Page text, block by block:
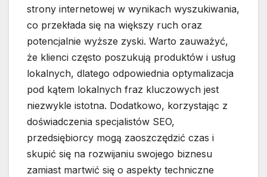
strony internetowej w wynikach wyszukiwania,
co przekłada się na większy ruch oraz
potencjalnie wyższe zyski. Warto zauważyć,
że klienci często poszukują produktów i usług
lokalnych, dlatego odpowiednia optymalizacja
pod kątem lokalnych fraz kluczowych jest
niezwykle istotna. Dodatkowo, korzystając z
doświadczenia specjalistów SEO,
przedsiębiorcy mogą zaoszczędzić czas i
skupić się na rozwijaniu swojego biznesu
zamiast martwić się o aspekty techniczne